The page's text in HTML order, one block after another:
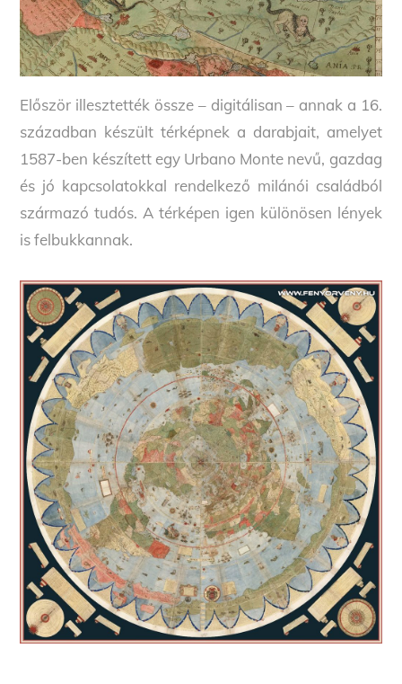
Először illesztették össze – digitálisan – annak a 16.
században készült térképnek a darabjait, amelyet
1587-ben készített egy Urbano Monte nevű, gazdag
és jó kapcsolatokkal rendelkező milánói családból
származó tudós. A térképen igen különösen lények
is felbukkannak.